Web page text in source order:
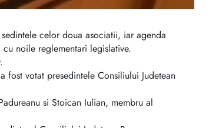
celor doua asociatii, iar agenda
noile reglementari legislative.
votat presedintele Consiliului Judetean
si Stoican Iulian, membru al